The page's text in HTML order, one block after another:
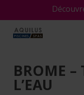
to
main
BROME –
L’EAU